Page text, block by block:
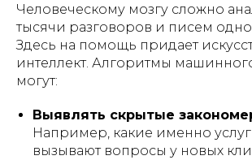
Человеческому мозгу сложно
тысячи разговоров и писем
Здесь на помощь придает
интеллект. Алгоритмы
могут:
Выявлять скрытые
Например, какие именно
вызывают вопросы у новых